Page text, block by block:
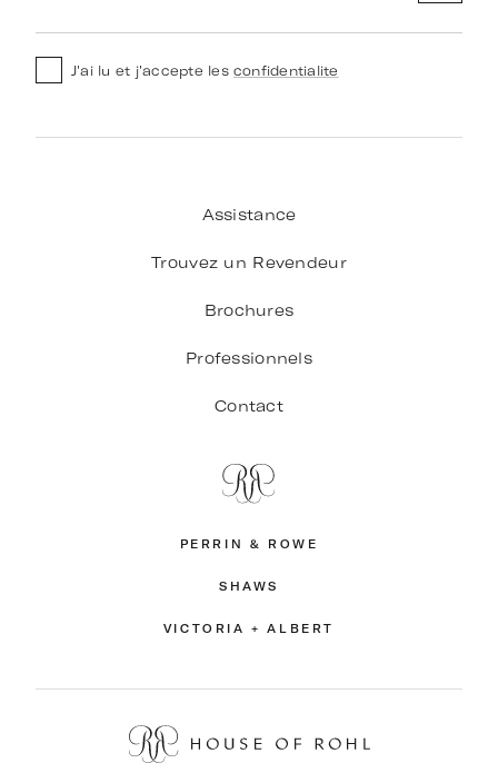
J'ai lu et j'accepte les confidentialite
Assistance
Trouvez un Revendeur
Brochures
Professionnels
Contact
PERRIN & ROWE
SHAWS
VICTORIA + ALBERT